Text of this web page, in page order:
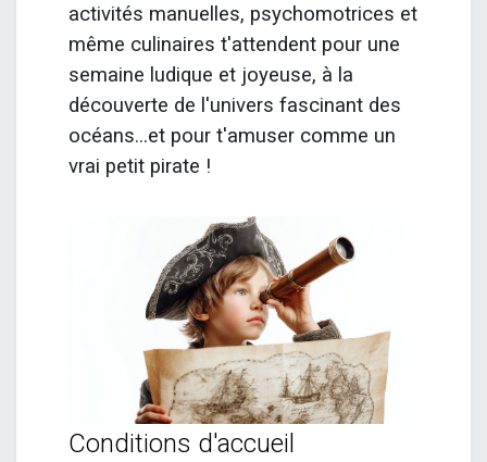
activités manuelles, psychomotrices et
même culinaires t'attendent pour une
semaine ludique et joyeuse, à la
découverte de l'univers fascinant des
océans...et pour t'amuser comme un
vrai petit pirate !
Conditions d'accueil